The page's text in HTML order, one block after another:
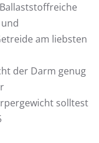
am liebsten
der Darm genug
solltest